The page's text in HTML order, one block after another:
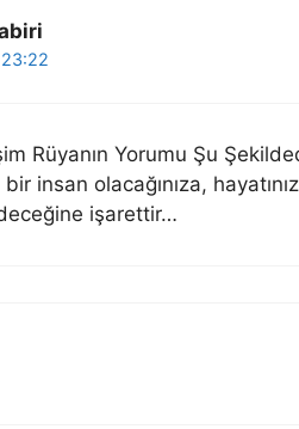
23:22
Rüyanın Yorumu Şu
bir insan olacağınıza,
işarettir…